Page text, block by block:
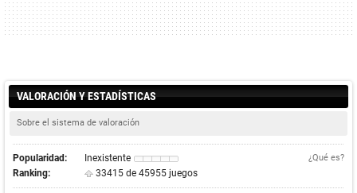
VALORACIÓN Y ESTADÍSTICAS
Sobre el sistema de valoración
Popularidad: Inexistente ¿Qué es?
Ranking: 33415 de 45955 juegos